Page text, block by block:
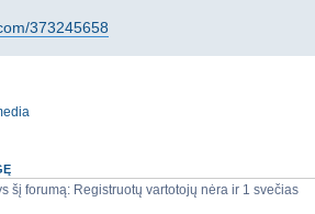
373245658
šį forumą: Registruotų vartotojų nėra ir 1 svečias